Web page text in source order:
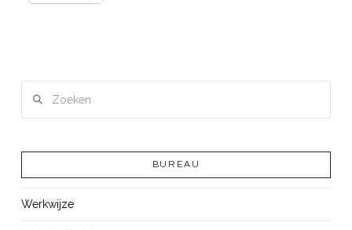
BUREAU
Werkwijze